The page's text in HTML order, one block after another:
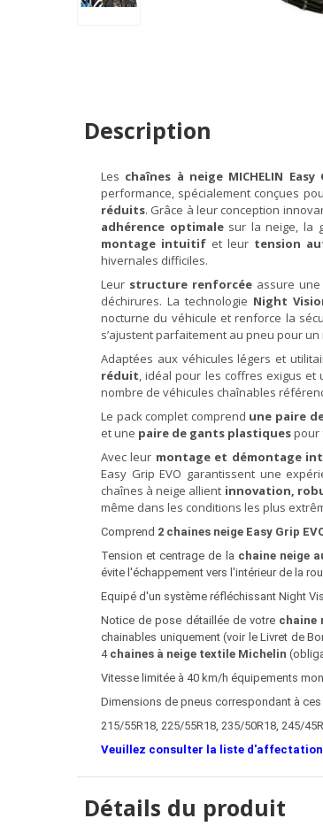
Description
Les chaînes à neige MICHELIN Easy
performance, spécialement conçues
réduits. Grâce à leur conception
adhérence optimalesur la neige, la
montage intuitif et leur tension
hivernales difficiles.
Leur structure renforcéeassure une
déchirures. La technologie Night
nocturne du véhicule et renforce la
s’ajustent parfaitement au pneu pour
Adaptées aux véhicules légers et
réduit, idéal pour les coffres exigus et
nombre de véhicules chaînables
Le pack complet comprend une paire
et une paire de gants plastiquespour
Avec leur montage et démontage
Easy Grip EVO garantissent une
chaînes à neige allient innovation,
même dans les conditions les plus
Comprend 2 chaines neige Easy Grip
Tension et centrage de la chaine neige
évite l'échappement vers l'intérieur de la
Equipé d'un système réfléchissant Night
Notice de pose détaillée de votre chaine
chainables uniquement (voir le Livret de
4 chaines à neige textile Michelin
Vitesse limitée à 40 km/h équipements
Dimensions de pneus correspondant à ces
215/55R18, 225/55R18, 235/50R18, 245/
Veuillez consulter la liste
Détails du produit